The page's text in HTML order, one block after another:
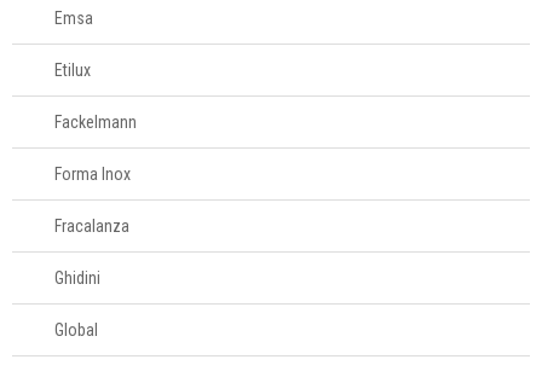
Emsa
Etilux
Fackelmann
Forma Inox
Fracalanza
Ghidini
Global